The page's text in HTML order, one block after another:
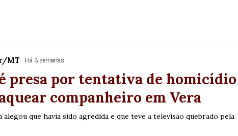
MT Há 3 semanas
presa por tentativa de homicídio
companheiro em Vera
alegou que havia sido agredida e que teve a televisão quebrado pela